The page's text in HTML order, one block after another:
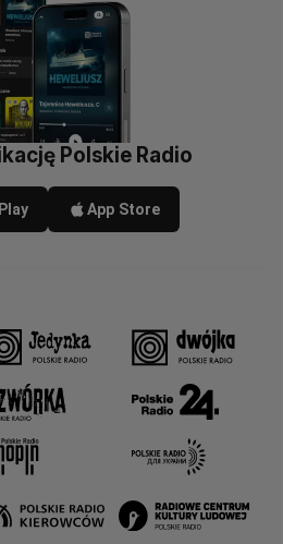
Polskie Radio
App Store